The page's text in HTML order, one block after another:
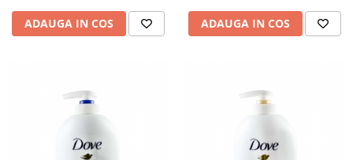
Role medicale
Role prosop
Manusi menaj
Pompa apa masina de carotat
ADAUGA IN COS ADAUGA IN COS